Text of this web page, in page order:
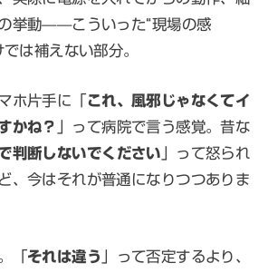
挙動——こういった“現場の感
は補えない部分。
ホ片手に「これ、風邪じゃなくてイ
かね？
」って病院で言う感覚。昔な
判断しないでください 」って怒られ
、今はそれが普通になりつつありま
「それは違う
」って否定するより、